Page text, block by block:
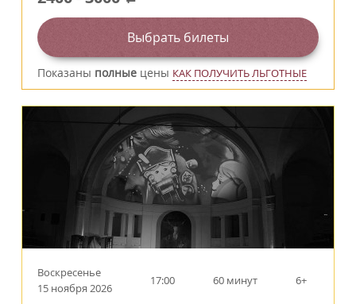
Выбрать билеты
Показаны полные цены КАК ПОЛУЧИТЬ ЛЬГОТНЫЕ
Воскресенье
15 ноября 2026
17:00 60 минут 6+